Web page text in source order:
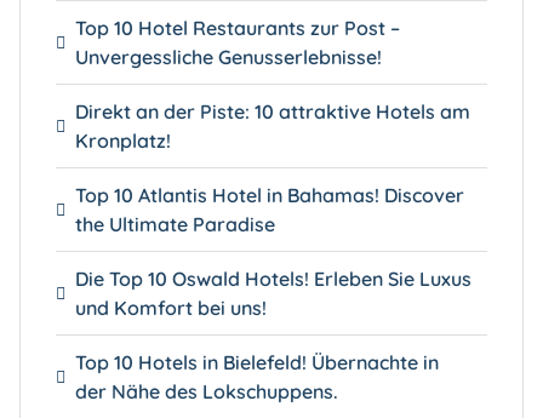
Top 10 Hotel Restaurants zur Post –
Unvergessliche Genusserlebnisse!
Direkt an der Piste: 10 attraktive Hotels am
Kronplatz!
Top 10 Atlantis Hotel in Bahamas! Discover
the Ultimate Paradise
Die Top 10 Oswald Hotels! Erleben Sie Luxus
und Komfort bei uns!
Top 10 Hotels in Bielefeld! Übernachte in
der Nähe des Lokschuppens.